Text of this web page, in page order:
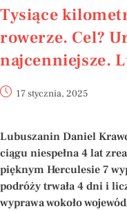
Tysiące
rowerze. Cel?
najcenniejsze.
17 stycznia, 2025
Lubuszanin Daniel
ciągu niespełna 4 lat
pięknym Herculesie 7
podróży trwała 4 dni i
wyprawa wokoło